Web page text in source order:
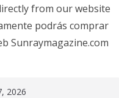
from our website
podrás comprar
Sunraymagazine.com
2026